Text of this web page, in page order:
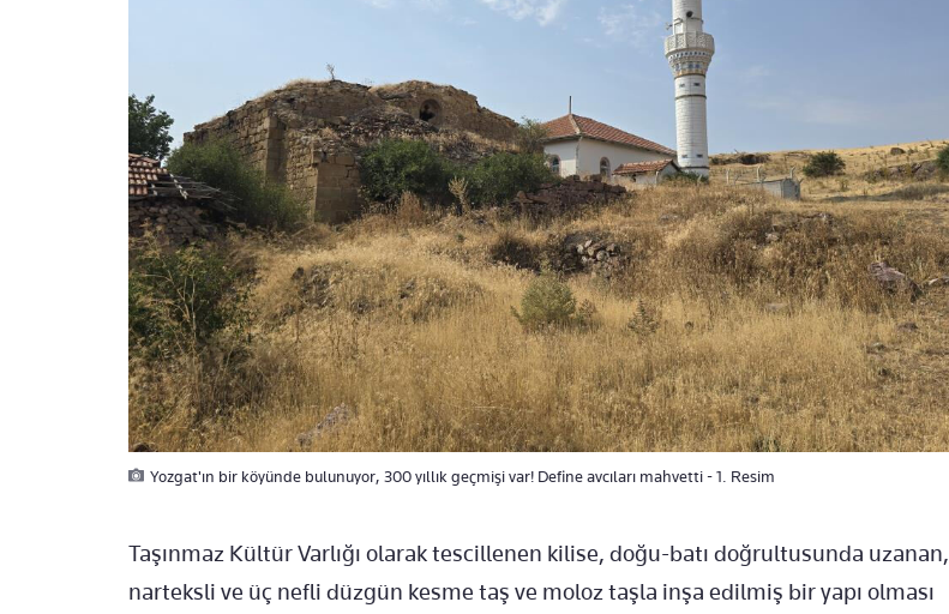
Yozgat'ın bir köyünde bulunuyor, 300 yıllık geçmişi var! Define avcıları mahvetti - 1. Resim
Taşınmaz Kültür Varlığı olarak tescillenen kilise, doğu-batı doğrultusunda uzanan,
narteksli ve üç nefli düzgün kesme taş ve moloz taşla inşa edilmiş bir yapı olması